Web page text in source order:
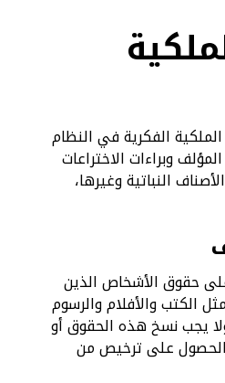
الفكرية في النظام
وبراءات الاختراعات
النباتية وغيرها،
حقوق الأشخاص الذين
الكتب والأفلام والرسوم
يجب نسخ هذه الحقوق أو
على ترخيص من